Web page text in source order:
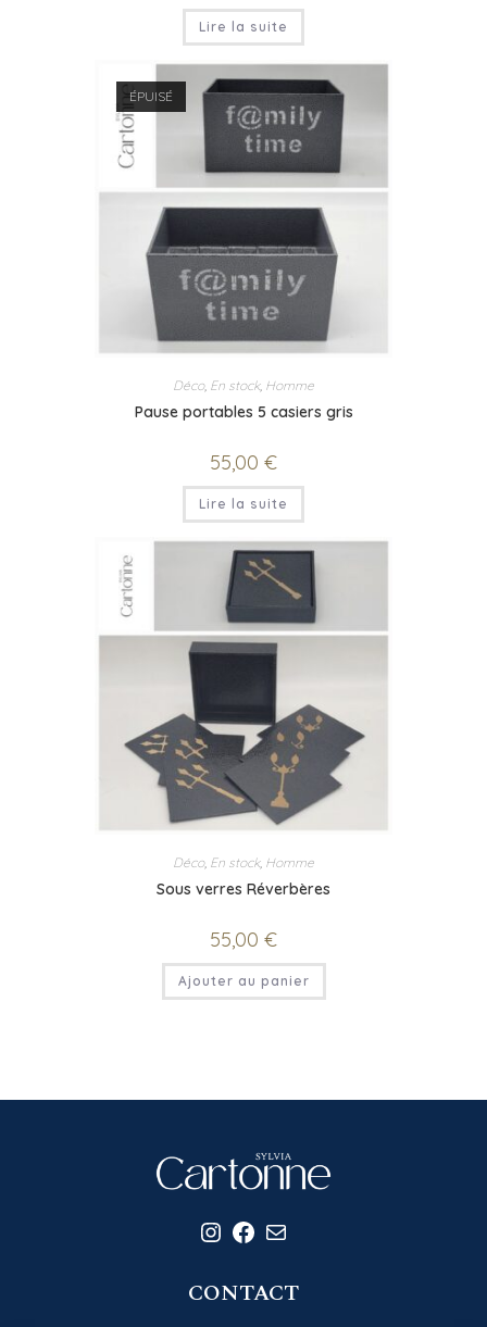
Lire la suite
ÉPUISÉ
Déco, En stock, Homme
Pause portables 5 casiers gris
55,00 €
Lire la suite
Déco, En stock, Homme
Sous verres Réverbères
55,00 €
Ajouter au panier
Instagram
Facebook
E-mail
CONTACT